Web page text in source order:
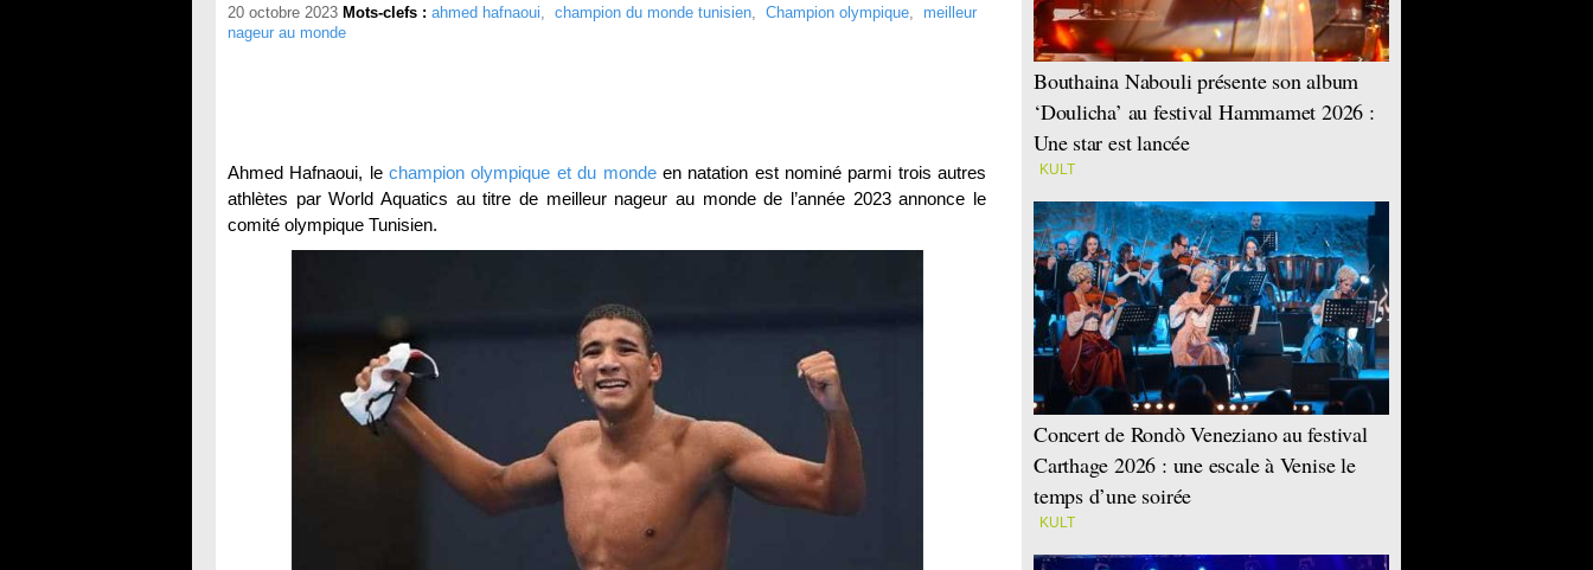
20 octobre 2023 Mots-clefs : ahmed hafnaoui, champion du monde tunisien, Champion olympique, meilleur
nageur au monde
Ahmed Hafnaoui, lechampion olympique et du mondeen natation est nominé parmi trois autres
athlètes par World Aquatics au titre de meilleur nageur au monde de l’année 2023 annonce le
comité olympique Tunisien.
Bouthaina Nabouli présente son album
‘Doulicha’ au festival Hammamet 2026 :
Une star est lancée
KULT
Concert de Rondò Veneziano au festival
Carthage 2026 : une escale à Venise le
temps d’une soirée
KULT